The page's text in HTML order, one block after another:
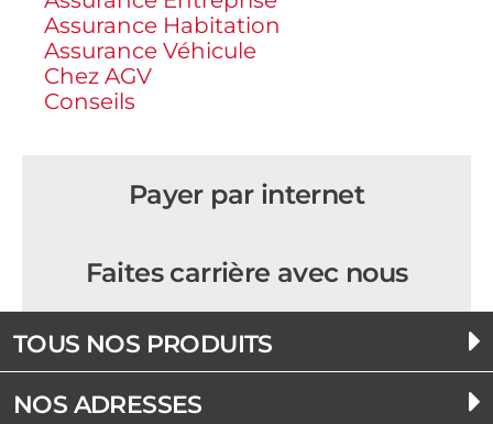
Assurance Habitation
Assurance Véhicule
Chez AGV
Conseils
Payer par internet
Faites carrière avec nous
TOUS NOS PRODUITS
NOS ADRESSES